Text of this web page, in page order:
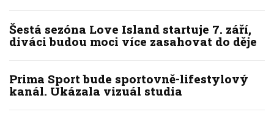
Šestá sezóna Love Island startuje 7. září,
diváci budou moci více zasahovat do děje
Prima Sport bude sportovně-lifestylový
kanál. Ukázala vizuál studia